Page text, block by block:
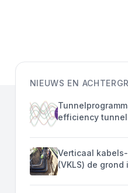
NIEUWS EN
efficiency
Verticaal
(VKLS) de grond